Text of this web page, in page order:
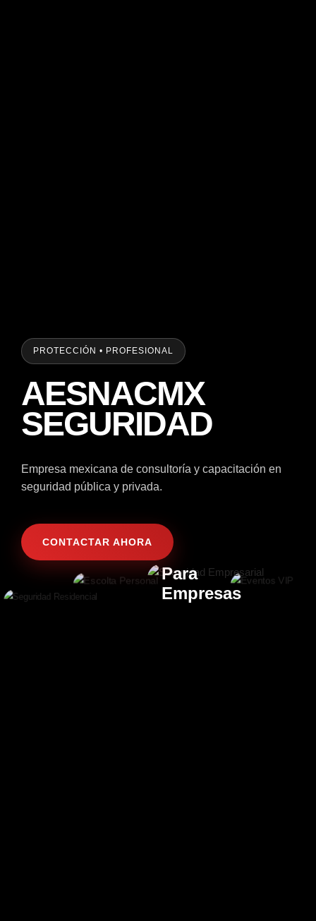
PROTECCIÓN • PROFESIONAL
AESNACMX
SEGURIDAD
Empresa mexicana de consultoría y capacitación en
seguridad pública y privada.
CONTACTAR AHORA
AESNACMX
Para
Gobierno
AESNACMX
Para
Empresas
AESNACMX
Seguridad